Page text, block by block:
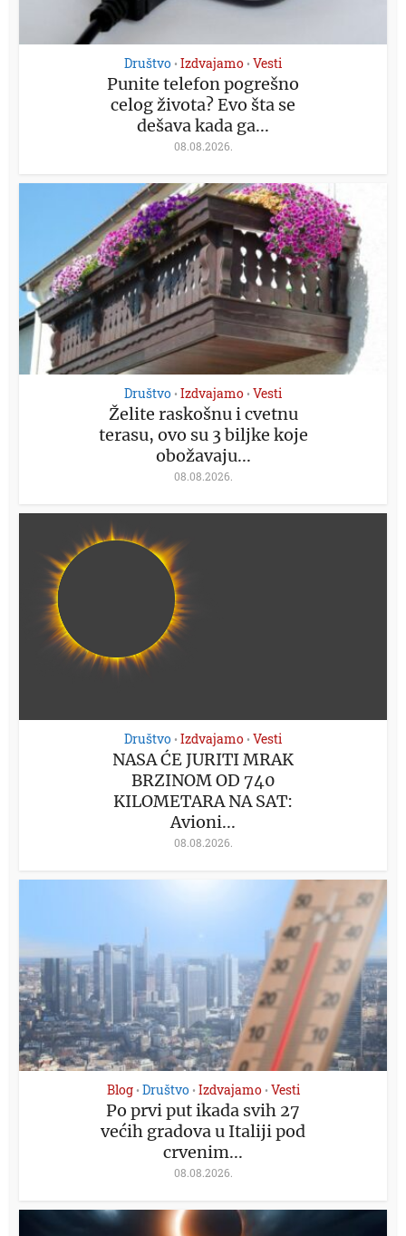
Društvo • Izdvajamo • Vesti
Punite telefon pogrešno
celog života? Evo šta se
dešava kada ga...
08.08.2026.
Društvo • Izdvajamo • Vesti
Želite raskošnu i cvetnu
terasu, ovo su 3 biljke koje
obožavaju...
08.08.2026.
Društvo • Izdvajamo • Vesti
NASA ĆE JURITI MRAK
BRZINOM OD 740
KILOMETARA NA SAT:
Avioni...
08.08.2026.
Blog • Društvo • Izdvajamo • Vesti
Po prvi put ikada svih 27
većih gradova u Italiji pod
crvenim...
08.08.2026.